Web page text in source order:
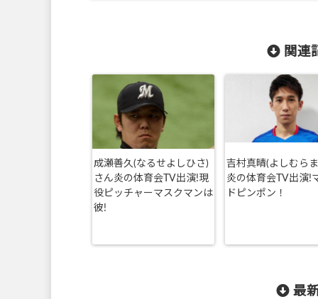
関連
成瀬善久(なるせよしひさ)
さん炎の体育会TV出演!現
役ピッチャーマスクマンは
彼!
吉村真晴(よしむら
炎の体育会TV出演!
ドピンポン！
最